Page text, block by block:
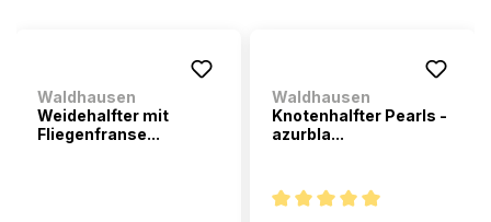
Waldhausen
Weidehalfter mit
Fliegenfranse...
Waldhausen
Knotenhalfter Pearls -
azurbla...